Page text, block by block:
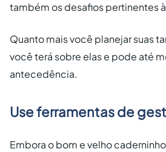
também os desafios pertinentes
Quanto mais você planejar suas
você terá sobre elas e pode até
antecedência.
Use ferramentas de
Embora o bom e velho